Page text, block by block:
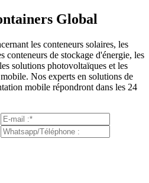
Global
les conteneurs solaires, les
conteneurs de stockage d'énergie, les
solutions photovoltaïques et les
Nos experts en solutions de
mobile répondront dans les 24